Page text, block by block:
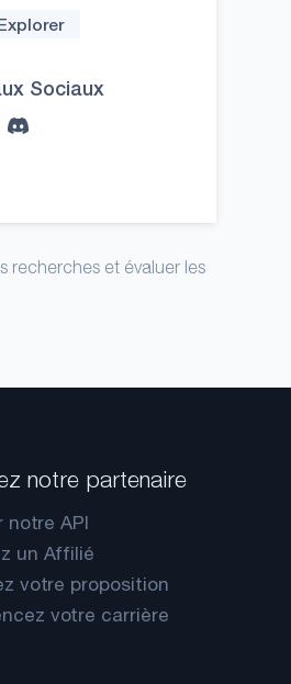
Sociaux
recherches et évaluer les
notre partenaire
notre API
un Affilié
votre proposition
votre carrière